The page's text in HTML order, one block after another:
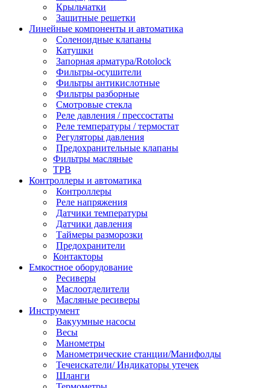
Крыльчатки
Защитные решетки
Линейные компоненты и автоматика
Соленоидные клапаны
Катушки
Запорная арматура/Rotolock
Фильтры-осушители
Фильтры антикислотные
Фильтры разборные
Смотровые стекла
Реле давления / прессостаты
Реле температуры / термостат
Регуляторы давления
Предохранительные клапаны
Фильтры масляные
ТРВ
Контроллеры и автоматика
Контроллеры
Реле напряжения
Датчики температуры
Датчики давления
Таймеры разморозки
Предохранители
Контакторы
Емкостное оборудование
Ресиверы
Маслоотделители
Масляные ресиверы
Инструмент
Вакуумные насосы
Весы
Манометры
Манометрические станции/Манифолды
Течеискатели/ Индикаторы утечек
Шланги